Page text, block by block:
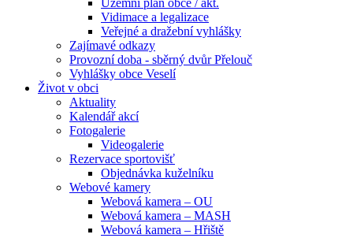
Územní plán obce / akt.
Vidimace a legalizace
Veřejné a dražební vyhlášky
Zajímavé odkazy
Provozní doba - sběrný dvůr Přelouč
Vyhlášky obce Veselí
Život v obci
Aktuality
Kalendář akcí
Fotogalerie
Videogalerie
Rezervace sportovišť
Objednávka kuželníku
Webové kamery
Webová kamera – OU
Webová kamera – MASH
Webová kamera – Hřiště